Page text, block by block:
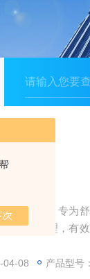
款超声椅，专为
体工学原理，有
多样坐姿需求。
04-08 产品型号：